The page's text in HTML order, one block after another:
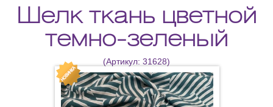
Шелк ткань цветной
темно-зеленый
(Артикул: 31628)